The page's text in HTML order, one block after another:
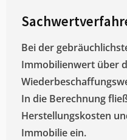
Bei der
Immobilienwert über
In die Berechnung
Herstellungskosten
Immobilie ein.